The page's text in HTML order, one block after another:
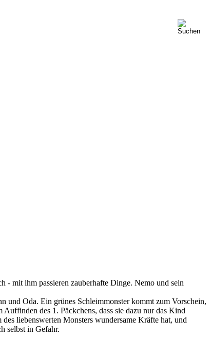
- mit ihm passieren zauberhafte Dinge. Nemo und sein
und Oda. Ein grünes Schleimmonster kommt zum Vorschein,
des 1. Päckchens, dass sie dazu nur das Kind
liebenswerten Monsters wundersame Kräfte hat, und
selbst in Gefahr.